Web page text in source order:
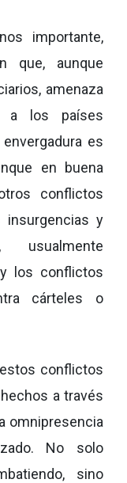
importante,
que, aunque
amenaza
a los países
es
en buena
conflictos
insurgencias y
usualmente
los conflictos
cárteles o
conflictos
a través
omnipresencia
No solo
sino